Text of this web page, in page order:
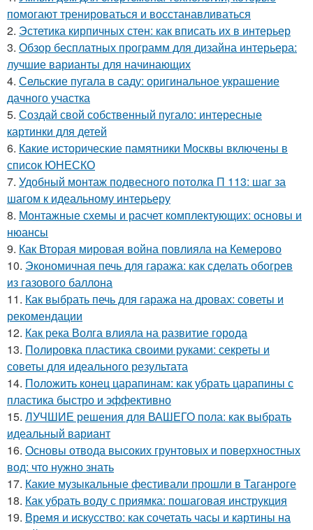
помогают тренироваться и восстанавливаться
2. Эстетика кирпичных стен: как вписать их в интерьер
3. Обзор бесплатных программ для дизайна интерьера:
лучшие варианты для начинающих
4. Сельские пугала в саду: оригинальное украшение
дачного участка
5. Создай свой собственный пугало: интересные
картинки для детей
6. Какие исторические памятники Москвы включены в
список ЮНЕСКО
7. Удобный монтаж подвесного потолка П 113: шаг за
шагом к идеальному интерьеру
8. Монтажные схемы и расчет комплектующих: основы и
нюансы
9. Как Вторая мировая война повлияла на Кемерово
10. Экономичная печь для гаража: как сделать обогрев
из газового баллона
11. Как выбрать печь для гаража на дровах: советы и
рекомендации
12. Как река Волга влияла на развитие города
13. Полировка пластика своими руками: секреты и
советы для идеального результата
14. Положить конец царапинам: как убрать царапины с
пластика быстро и эффективно
15. ЛУЧШИЕ решения для ВАШЕГО пола: как выбрать
идеальный вариант
16. Основы отвода высоких грунтовых и поверхностных
вод: что нужно знать
17. Какие музыкальные фестивали прошли в Таганроге
18. Как убрать воду с приямка: пошаговая инструкция
19. Время и искусство: как сочетать часы и картины на